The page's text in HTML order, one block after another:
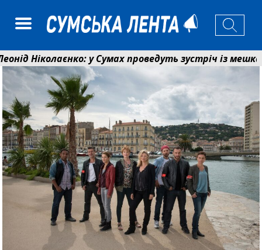
у Сумах проведуть зустріч із мешканцями
Святого Пантелеймона отримала апарат УЗД та